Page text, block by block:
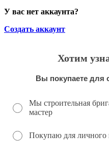
У вас нет аккаунта?
Создать аккаунт
Хотим
Вы покупаете для
Мы строительная
мастер
Покупаю для личного